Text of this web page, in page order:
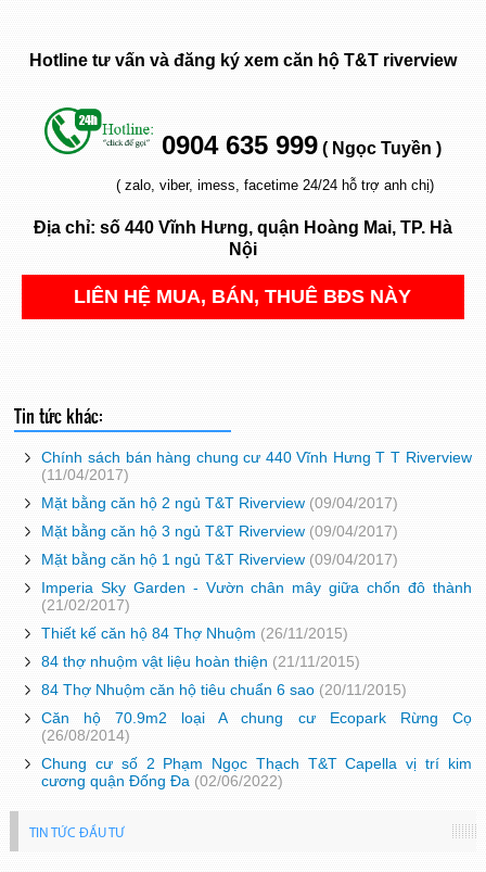
Hotline tư vấn và đăng ký xem căn hộ T&T riverview
0904 635 999( Ngọc Tuyền )
( zalo, viber, imess, facetime 24/24 hỗ trợ anh chị)
Địa chỉ: số 440 Vĩnh Hưng, quận Hoàng Mai, TP. Hà
Nội
LIÊN HỆ MUA, BÁN, THUÊ BĐS NÀY
Tin tức khác:
Chính sách bán hàng chung cư 440 Vĩnh Hưng T T Riverview
(11/04/2017)
Mặt bằng căn hộ 2 ngủ T&T Riverview (09/04/2017)
Mặt bằng căn hộ 3 ngủ T&T Riverview (09/04/2017)
Mặt bằng căn hộ 1 ngủ T&T Riverview (09/04/2017)
Imperia Sky Garden - Vườn chân mây giữa chốn đô thành
(21/02/2017)
Thiết kế căn hộ 84 Thợ Nhuộm (26/11/2015)
84 thợ nhuộm vật liệu hoàn thiện (21/11/2015)
84 Thợ Nhuộm căn hộ tiêu chuẩn 6 sao (20/11/2015)
Căn hộ 70.9m2 loại A chung cư Ecopark Rừng Cọ
(26/08/2014)
Chung cư số 2 Phạm Ngọc Thạch T&T Capella vị trí kim
cương quận Đống Đa (02/06/2022)
TIN TỨC ĐẦU TƯ